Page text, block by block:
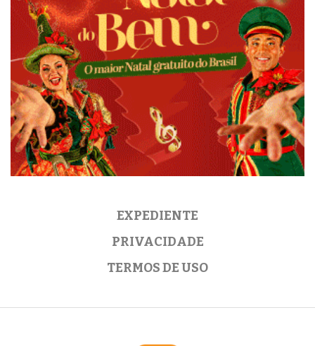
EXPEDIENTE
PRIVACIDADE
TERMOS DE USO